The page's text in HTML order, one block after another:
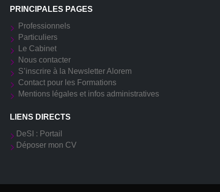
PRINCIPALES PAGES
Professionnels
Particuliers
Le Cabinet
Nous contacter
S’inscrire à la Newsletter Alorem
Contact pour les Formations
Mentions légales et infos administratives
LIENS DIRECTS
DeSI : Portail
Déposer mon CV